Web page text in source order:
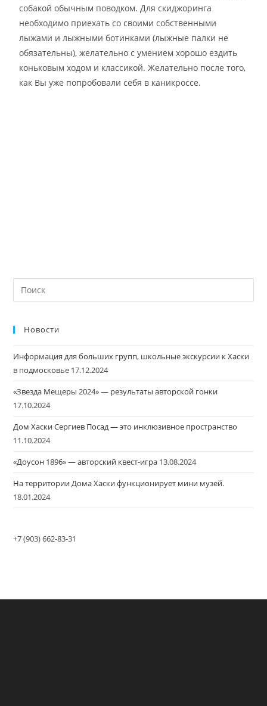
собакой обычным поводком. Для скиджоринга
необходимо приехать со своими собственными
лыжами и лыжными ботинками (лыжные палки не
обязательны), желательно с умением хорошо ездить
коньковым ходом и классикой. Желательно после того,
как Вы уже попробовали себя в каникроссе.
Новости
Информация для больших групп, школьные экскурсии к Хаски
в подмосковье 17.12.2024
«Звезда Мещеры 2024» — результаты авторской гонки
17.10.2024
Дом Хаски Сергиев Посад — это инклюзивное пространство
11.10.2024
«Доусон 1896» — авторский квест-игра 13.08.2024
На территории Дома Хаски функционирует мини музей.
18.01.2024
+7 (903) 662-83-31